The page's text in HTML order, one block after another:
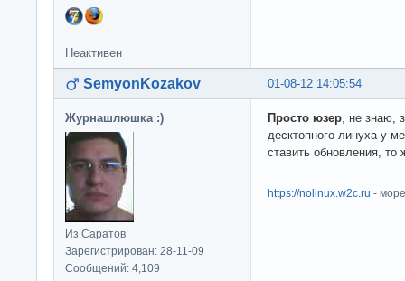
Неактивен
01-08-12 14:05:54
SemyonKozakov
Журнашлюшка :)
Из Саратов
Зарегистрирован: 28-11-09
Сообщений: 4,109
Просто юзер , не знаю,
десктопного линуха у
ставить обновления, то
https://nolinux.w2c.ru -